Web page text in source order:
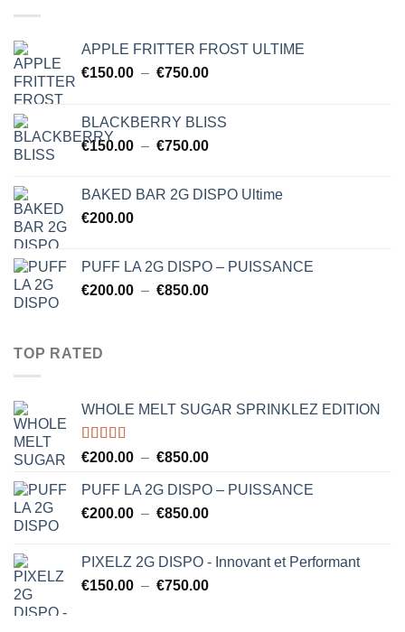
APPLE FRITTER FROST ULTIME
€150.00 – €750.00Plage
€150.00
à
BLACKBERRY BLISS
€150.00 – €750.00Plage
€150.00
BAKED BAR 2G DISPO Ultime
€200.00
PUFF LA 2G DISPO – PUISSANCE
€200.00 – €850.00Plage
TOP RATED
WHOLE MELT SUGAR SPRINKLEZ EDITION
Note5.00
€200.00 – €850.00Plage
prix :
€200.00
PUFF LA 2G DISPO – PUISSANCE
€200.00 – €850.00Plage
€200.00
à
PIXELZ 2G DISPO - Innovant et Performant
€150.00 – €750.00Plage